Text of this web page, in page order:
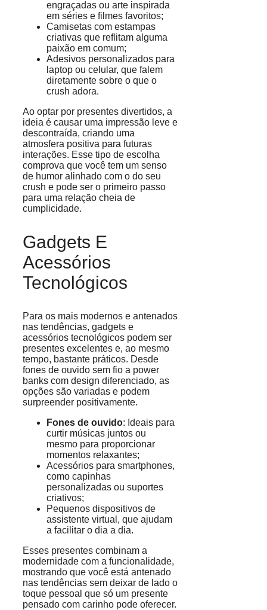
engraçadas ou arte inspirada
em séries e filmes favoritos;
Camisetas com estampas
criativas que reflitam alguma
paixão em comum;
Adesivos personalizados para
laptop ou celular, que falem
diretamente sobre o que o
crush adora.
Ao optar por presentes divertidos, a
ideia é causar uma impressão leve e
descontraída, criando uma
atmosfera positiva para futuras
interações. Esse tipo de escolha
comprova que você tem um senso
de humor alinhado com o do seu
crush e pode ser o primeiro passo
para uma relação cheia de
cumplicidade.
Gadgets E
Acessórios
Tecnológicos
Para os mais modernos e antenados
nas tendências, gadgets e
acessórios tecnológicos podem ser
presentes excelentes e, ao mesmo
tempo, bastante práticos. Desde
fones de ouvido sem fio a power
banks com design diferenciado, as
opções são variadas e podem
surpreender positivamente.
Fones de ouvido: Ideais para
curtir músicas juntos ou
mesmo para proporcionar
momentos relaxantes;
Acessórios para smartphones,
como capinhas
personalizadas ou suportes
criativos;
Pequenos dispositivos de
assistente virtual, que ajudam
a facilitar o dia a dia.
Esses presentes combinam a
modernidade com a funcionalidade,
mostrando que você está antenado
nas tendências sem deixar de lado o
toque pessoal que só um presente
pensado com carinho pode oferecer.